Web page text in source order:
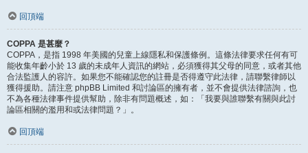
回頂端
COPPA 是甚麼？
COPPA，是指 1998 年美國的兒童上線隱私和保護條例。這條法律要求任何有可
能收集年齡小於 13 歲的未成年人資訊的網站，必須獲得其父母的同意，或者其他
合法監護人的容許。如果您不能確認您的註冊是否得遵守此法律，請聯繫律師以
獲得援助。請注意 phpBB Limited 和討論區的擁有者，並不會提供法律諮詢，也
不為各種法律事件提供幫助，除非有問題概述，如：「我要與誰聯繫有關與此討
論區相關的濫用和或法律問題？」。
回頂端